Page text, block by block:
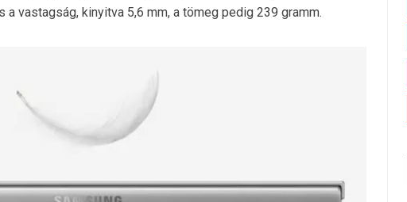
vastagság, kinyitva 5,6 mm, a tömeg pedig 239 gramm.